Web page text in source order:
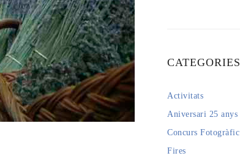
CATEGORIES
Activitats
Aniversari 25 anys
Concurs Fotogràfic
Fires